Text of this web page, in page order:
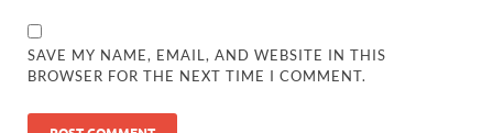
SAVE MY NAME, EMAIL, AND WEBSITE IN THIS
BROWSER FOR THE NEXT TIME I COMMENT.